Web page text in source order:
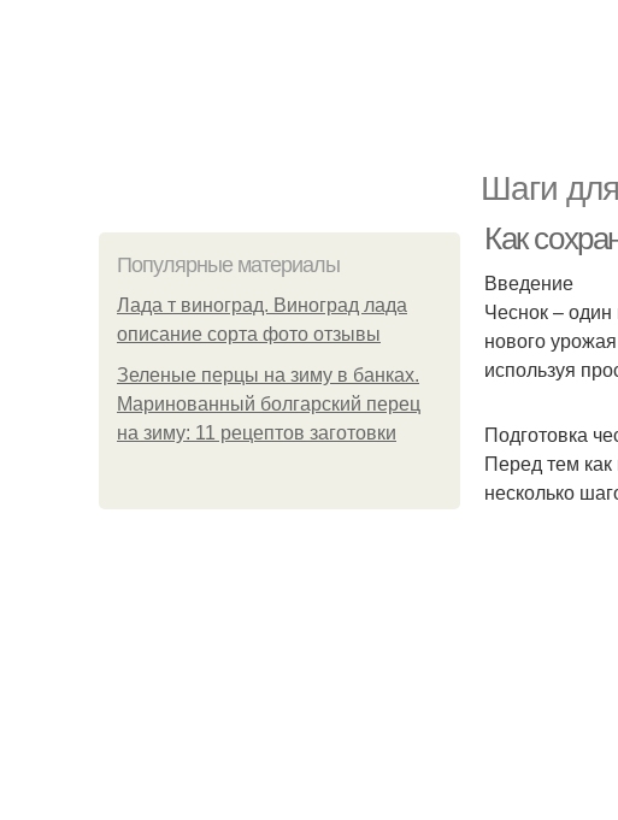
Шаги
Популярные материалы
Лада т виноград. Виноград лада
описание сорта фото отзывы
Зеленые перцы на зиму в банках.
Маринованный болгарский перец
на зиму: 11 рецептов заготовки
Как
Введение
Чеснок –
нового
используя
Подготовка
Перед тем как
несколько